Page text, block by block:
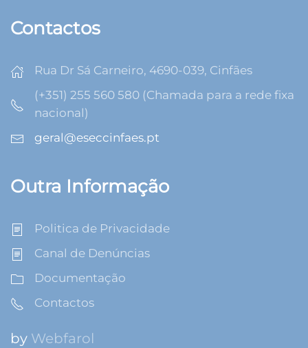
Contactos
Rua Dr Sá Carneiro, 4690-039, Cinfães
(+351) 255 560 580 (Chamada para a rede fixa
nacional)
geral@eseccinfaes.pt
Outra Informação
Politica de Privacidade
Canal de Denúncias
Documentação
Contactos
by Webfarol